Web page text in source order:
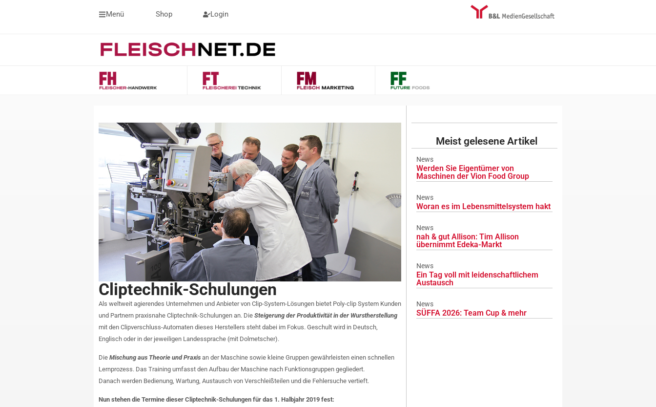
Menü Shop Login
Cliptechnik-Schulungen
Als weltweit agierendes Unternehmen und Anbieter von Clip-System-Lösungen bietet Poly-clip System Kunden
und Partnern praxisnahe Cliptechnik-Schulungen an. Die Steigerung der Produktivität in der Wurstherstellung
mit den Clipverschluss-Automaten dieses Herstellers steht dabei im Fokus. Geschult wird in Deutsch,
Englisch oder in der jeweiligen Landessprache (mit Dolmetscher).
Die Mischung aus Theorie und Praxis an der Maschine sowie kleine Gruppen gewährleisten einen schnellen
Lernprozess. Das Training umfasst den Aufbau der Maschine nach Funktionsgruppen gegliedert.
Danach werden Bedienung, Wartung, Austausch von Verschleißteilen und die Fehlersuche vertieft.
Nun stehen die Termine dieser Cliptechnik-Schulungen für das 1. Halbjahr 2019 fest:
Meist gelesene Artikel
News
Werden Sie Eigentümer von
Maschinen der Vion Food Group
News
Woran es im Lebensmittelsystem hakt
News
nah & gut Allison: Tim Allison
übernimmt Edeka-Markt
News
Ein Tag voll mit leidenschaftlichem
Austausch
News
SÜFFA 2026: Team Cup & mehr